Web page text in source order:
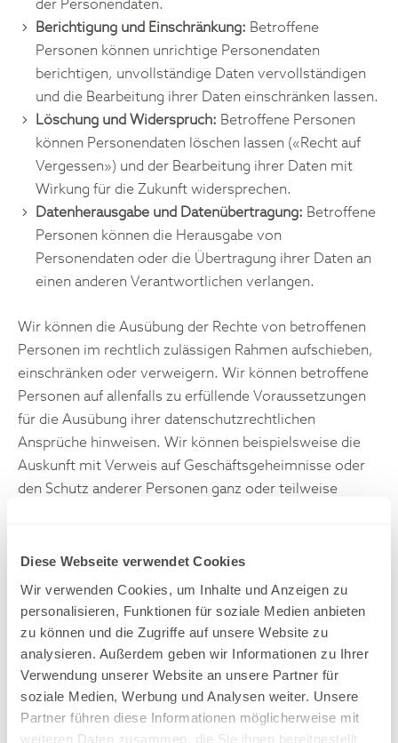
Diese Webseite verwendet Cookies
Wir verwenden Cookies, um Inhalte und Anzeigen zu
personalisieren, Funktionen für soziale Medien anbieten
zu können und die Zugriffe auf unsere Website zu
analysieren. Außerdem geben wir Informationen zu Ihrer
Verwendung unserer Website an unsere Partner für
soziale Medien, Werbung und Analysen weiter. Unsere
Partner führen diese Informationen möglicherweise mit
weiteren Daten zusammen, die Sie ihnen bereitgestellt
der Personendaten.
Berichtigung und Einschränkung: Betroffene
Personen können unrichtige Personendaten
berichtigen, unvollständige Daten vervollständigen
und die Bearbeitung ihrer Daten einschränken lassen.
Löschung und Widerspruch: Betroffene Personen
können Personendaten löschen lassen («Recht auf
Vergessen») und der Bearbeitung ihrer Daten mit
Wirkung für die Zukunft widersprechen.
Datenherausgabe und Datenübertragung: Betroffene
Personen können die Herausgabe von
Personendaten oder die Übertragung ihrer Daten an
einen anderen Verantwortlichen verlangen.
Wir können die Ausübung der Rechte von betroffenen
Personen im rechtlich zulässigen Rahmen aufschieben,
einschränken oder verweigern. Wir können betroffene
Personen auf allenfalls zu erfüllende Voraussetzungen
für die Ausübung ihrer datenschutzrechtlichen
Ansprüche hinweisen. Wir können beispielsweise die
Auskunft mit Verweis auf Geschäftsgeheimnisse oder
den Schutz anderer Personen ganz oder teilweise
gesetzliche Aufbewahrungspflichten ganz oder
teilweise verweigern.
Wir können für die Ausübung der Rechte
Kosten vorsehen. Wir informieren
betroffene Personen vorgängig über allfällige Kosten.
Wir sind verpflichtet, betroffene Personen, die Auskunft
verlangen oder andere Rechte geltend machen, mit